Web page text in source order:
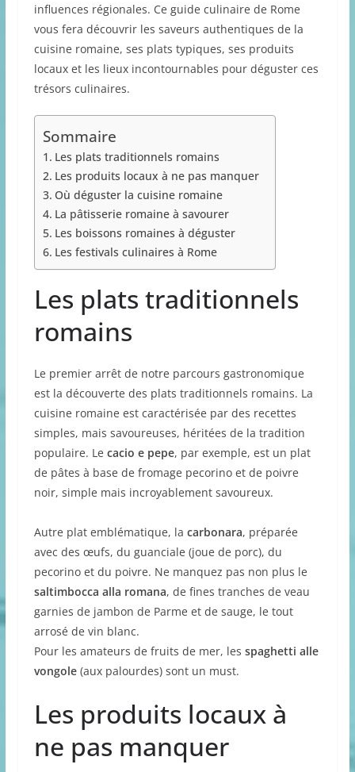
influences régionales. Ce guide culinaire de Rome
vous fera découvrir les saveurs authentiques de la
cuisine romaine, ses plats typiques, ses produits
locaux et les lieux incontournables pour déguster ces
trésors culinaires.
Sommaire
Les plats traditionnels romains
Les produits locaux à ne pas manquer
Où déguster la cuisine romaine
La pâtisserie romaine à savourer
Les boissons romaines à déguster
Les festivals culinaires à Rome
Les plats traditionnels
romains
Le premier arrêt de notre parcours gastronomique
est la découverte des plats traditionnels romains. La
cuisine romaine est caractérisée par des recettes
simples, mais savoureuses, héritées de la tradition
populaire. Le cacio e pepe, par exemple, est un plat
de pâtes à base de fromage pecorino et de poivre
noir, simple mais incroyablement savoureux.
Autre plat emblématique, la carbonara, préparée
avec des œufs, du guanciale (joue de porc), du
pecorino et du poivre. Ne manquez pas non plus le
saltimbocca alla romana, de fines tranches de veau
garnies de jambon de Parme et de sauge, le tout
arrosé de vin blanc.
Pour les amateurs de fruits de mer, les spaghetti alle
vongole(aux palourdes) sont un must.
Les produits locaux à
ne pas manquer